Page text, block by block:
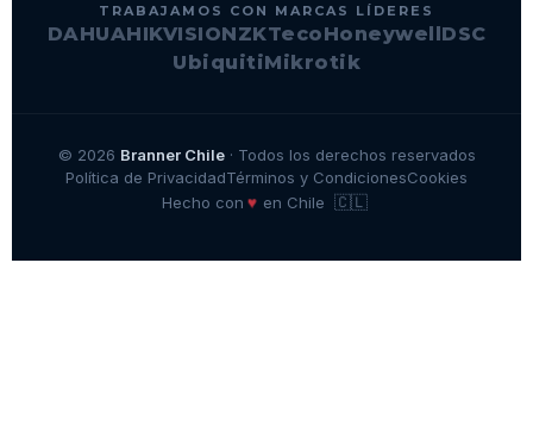
TRABAJAMOS CON MARCAS LÍDERES
DAHUAHIKVISIONZKTecoHoneywellDSC
UbiquitiMikrotik
© 2026 Branner Chile· Todos los derechos reservados
Política de PrivacidadTérminos y CondicionesCookies
Hecho con♥ en Chile 🇨🇱